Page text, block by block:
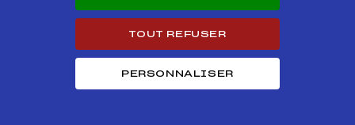
Résultats Nordique 2016
Course Cat.
TOUT REFUSER
PERSONNALISER